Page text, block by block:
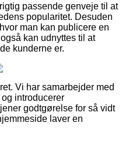
passende genveje til at
popularitet. Desuden
man kan publicere en
kan udnyttes til at
kunderne er.
Vi har samarbejder med
introducerer
godtgørelse for så vidt
laver en